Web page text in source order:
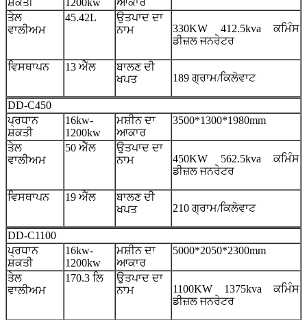
ਤੇਲ
ਵਾਲੀਅਮ
45.42L
ਉਤਪਾਦ ਦਾ
ਨਾਮ
330KW 412.5kva ਕਮਿੰਸ
ਡੀਜ਼ਲ ਜਨਰੇਟਰ
ਵਿਸਥਾਪਨ 13 ਐੱਲ
ਬਾਲਣ ਦੀ
ਖਪਤ
189 ਗ੍ਰਾਮ/ਕਿਲੋਵਾਟ
DD-C450
ਪ੍ਰਧਾਨ
ਸ਼ਕਤੀ
16kw-
1200kw
ਮਸ਼ੀਨ ਦਾ
ਆਕਾਰ
3500*1300*1980mm
ਤੇਲ
ਵਾਲੀਅਮ
50 ਐੱਲ
ਉਤਪਾਦ ਦਾ
ਨਾਮ
450KW 562.5kva ਕਮਿੰਸ
ਡੀਜ਼ਲ ਜਨਰੇਟਰ
ਵਿਸਥਾਪਨ 19 ਐੱਲ
ਬਾਲਣ ਦੀ
ਖਪਤ
210 ਗ੍ਰਾਮ/ਕਿਲੋਵਾਟ
DD-C1100
ਪ੍ਰਧਾਨ
ਸ਼ਕਤੀ
16kw-
1200kw
ਮਸ਼ੀਨ ਦਾ
ਆਕਾਰ
5000*2050*2300mm
ਤੇਲ
ਵਾਲੀਅਮ
170.3 ਲਿ
ਉਤਪਾਦ ਦਾ
ਨਾਮ
1100KW 1375kva ਕਮਿੰਸ
ਡੀਜ਼ਲ ਜਨਰੇਟਰ